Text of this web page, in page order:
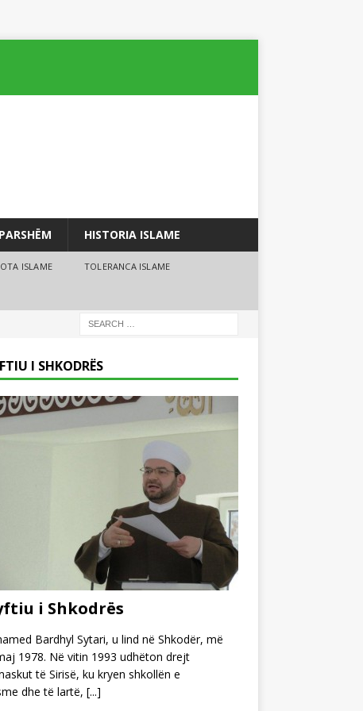
HISTORIA ISLAME
ISLAME TOLERANCA ISLAME
I SHKODRËS
i Shkodrës
Bardhyl Sytari, u lind në Shkodër, më
1978. Në vitin 1993 udhëton drejt
të Sirisë, ku kryen shkollën e
dhe të lartë, [...]